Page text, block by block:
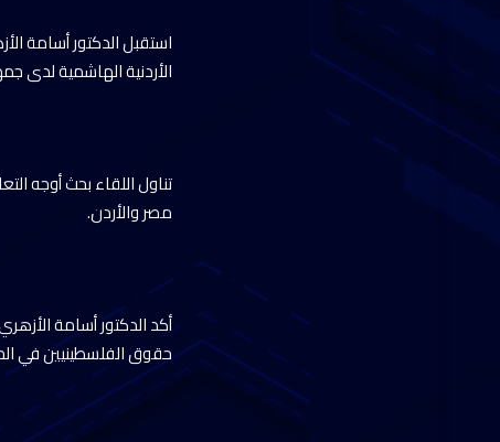
استقبل الدكتور أسامة
الأردنية الهاشمية لدى
تناول اللقاء بحث أوجه
مصر والأردن.
أكد الدكتور أسامة
حقوق الفلسطينيين في